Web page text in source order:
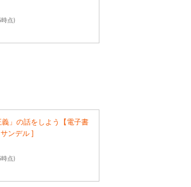
点)
義」の話をしよう【電子書
ンデル ]
点)